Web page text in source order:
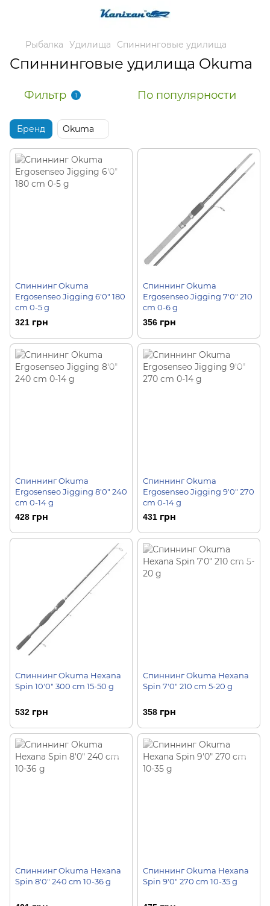
Рыбалка Удилища Спиннинговые удилища
Спиннинговые удилища Okuma
Фильтр 1 По популярности
Бренд Okuma
Спиннинг Okuma
Ergosenseo Jigging 6'0" 180
cm 0-5 g
321 грн
Спиннинг Okuma
Ergosenseo Jigging 7'0" 210
cm 0-6 g
356 грн
Спиннинг Okuma
Ergosenseo Jigging 8'0" 240
cm 0-14 g
428 грн
Спиннинг Okuma
Ergosenseo Jigging 9'0" 270
cm 0-14 g
431 грн
Спиннинг Okuma Hexana
Spin 10'0" 300 cm 15-50 g
532 грн
Спиннинг Okuma Hexana
Spin 7'0" 210 cm 5-20 g
358 грн
Спиннинг Okuma Hexana
Spin 8'0" 240 cm 10-36 g
Спиннинг Okuma Hexana
Spin 9'0" 270 cm 10-35 g